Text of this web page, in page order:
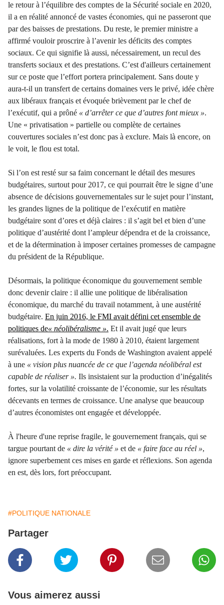
le retour à l’équilibre des comptes de la Sécurité sociale en 2020,
il a en réalité annoncé de vastes économies, qui ne passeront que
par des baisses de prestations. Du reste, le premier ministre a
affirmé vouloir proscrire à l’avenir les déficits des comptes
sociaux. Ce qui signifie là aussi, nécessairement, un recul des
transferts sociaux et des prestations. C’est d'ailleurs certainement
sur ce poste que l’effort portera principalement. Sans doute y
aura-t-il un transfert de certains domaines vers le privé, idée chère
aux libéraux français et évoquée brièvement par le chef de
l’exécutif, qui a prôné « d’arrêter ce que d’autres font mieux ».
Une « privatisation » partielle ou complète de certaines
couvertures sociales n’est donc pas à exclure. Mais là encore, on
le voit, le flou est total.
Si l’on est resté sur sa faim concernant le détail des mesures
budgétaires, surtout pour 2017, ce qui pourrait être le signe d’une
absence de décisions gouvernementales sur le sujet pour l’instant,
les grandes lignes de la politique de l’exécutif en matière
budgétaire sont d’ores et déjà claires : il s’agit bel et bien d’une
politique d’austérité dont l’ampleur dépendra et de la croissance,
et de la détermination à imposer certaines promesses de campagne
du président de la République.
Désormais, la politique économique du gouvernement semble
donc devenir claire : il allie une politique de libéralisation
économique, du marché du travail notamment, à une austérité
budgétaire. En juin 2016, le FMI avait défini cet ensemble de
politiques de« néolibéralisme ». Et il avait jugé que leurs
réalisations, fort à la mode de 1980 à 2010, étaient largement
surévaluées. Les experts du Fonds de Washington avaient appelé
à une « vision plus nuancée de ce que l’agenda néolibéral est
capable de réaliser ». Ils insistaient sur la production d’inégalités
fortes, sur la volatilité croissante de l’économie, sur les résultats
décevants en termes de croissance. Une analyse que beaucoup
d’autres économistes ont engagée et développée.
À l'heure d'une reprise fragile, le gouvernement français, qui se
targue pourtant de « dire la vérité » et de « faire face au réel »,
ignore superbement ces mises en garde et réflexions. Son agenda
en est, dès lors, fort préoccupant.
#POLITIQUE NATIONALE
Partager
Vous aimerez aussi